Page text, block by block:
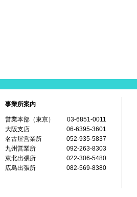
事業所案内
営業本部（東京）
03-6851-0011
大阪支店
06-6395-3601
名古屋営業所
052-935-5837
九州営業所
092-263-8303
東北出張所
022-306-5480
広島出張所
082-569-8380